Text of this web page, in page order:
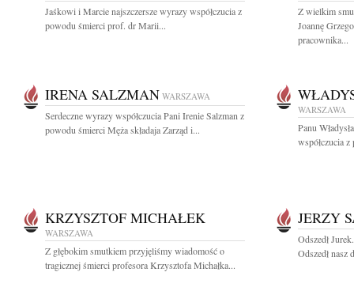
Jaśkowi i Marcie najszczersze wyrazy współczucia z
powodu śmierci prof. dr Marii...
Z wielkim
Joannę
pracownika...
IRENA SALZMAN WARSZAWA
Serdeczne wyrazy współczucia Pani Irenie Salzman z
powodu śmierci Męża składaja Zarząd i...
WARSZAWA
Panu
współczucia
KRZYSZTOF MICHAŁEK
WARSZAWA
Z głębokim smutkiem przyjęliśmy wiadomość o
tragicznej śmierci profesora Krzysztofa Michałka...
JERZY
Odszedł
Odszedł nasz